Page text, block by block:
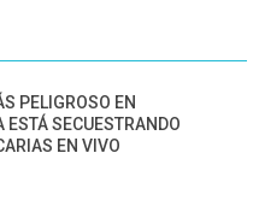
PELIGROSO EN
ESTÁ SECUESTRANDO
EN VIVO